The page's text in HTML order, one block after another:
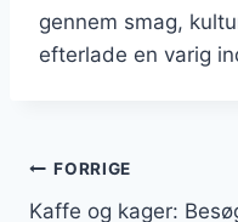
gennem smag,
efterlade en varig
FORRIGE
Kaffe og kager: